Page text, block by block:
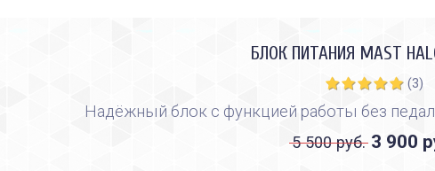
БЛОК ПИТАНИЯ MAST
(3)
Надёжный блок с функцией работы без
5 500 руб. 3 900